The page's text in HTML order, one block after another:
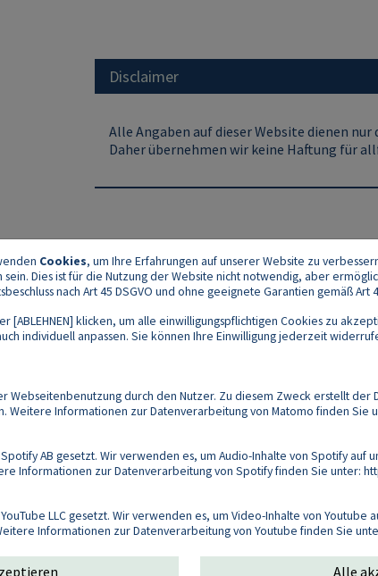
Disclaimer
Alle Angaben auf dieser Website dienen
Daher übernehmen wir keine Haftung für
Cookies, um Ihre Erfahrungen auf unserer Website zu
Dies ist für die Nutzung der Website nicht notwendig, aber
nach Art 45 DSGVO und ohne geeignete Garantien gemäß
[ABLEHNEN] klicken, um alle einwilligungspflichtigen Cookies zu
auch individuell anpassen. Sie können Ihre Einwilligung jederzeit
Webseitenbenutzung durch den Nutzer. Zu diesem Zweck erstellt
Weitere Informationen zur Datenverarbeitung von Matomo finden Sie
AB gesetzt. Wir verwenden es, um Audio-Inhalte von Spotify
Informationen zur Datenverarbeitung von Spotify finden Sie unter:
LLC gesetzt. Wir verwenden es, um Video-Inhalte von
Informationen zur Datenverarbeitung von Youtube finden Sie
Alle
Follow us on: